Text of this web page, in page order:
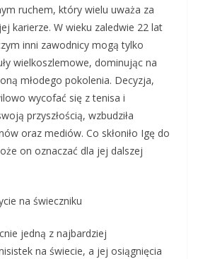
ruchem, który wielu uważa za
karierze. W wieku zaledwie 22 lat
inni zawodnicy mogą tylko
wielkoszlemowe, dominując na
młodego pokolenia. Decyzja,
wycofać się z tenisa i
przyszłością, wzbudziła
oraz mediów. Co skłoniło Igę do
on oznaczać dla jej dalszej
na świeczniku
jedną z najbardziej
na świecie, a jej osiągnięcia